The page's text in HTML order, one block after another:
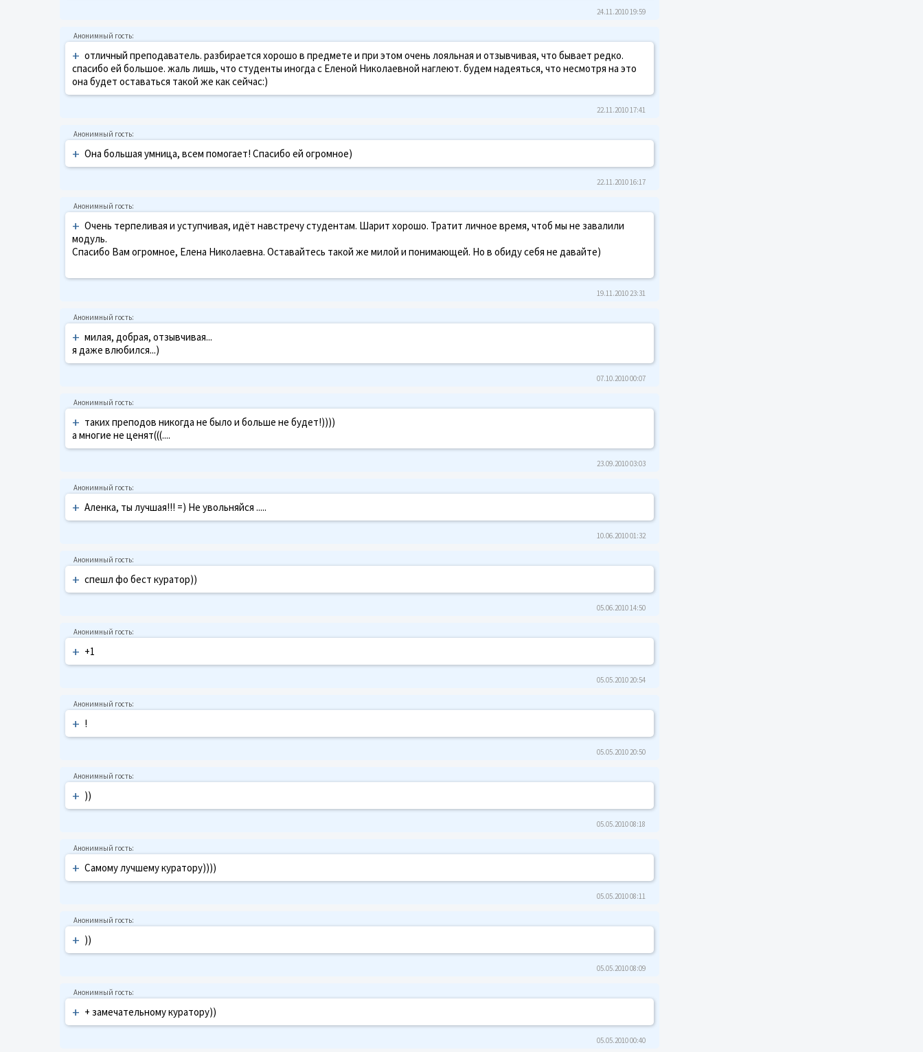
24.11.2010 19:59
+ отличный преподаватель. разбирается хорошо в предмете и при этом очень лояльная и отзывчивая, что бывает редко.
спасибо ей большое. жаль лишь, что студенты иногда с Еленой Николаевной наглеют. будем надеяться, что несмотря на это
она будет оставаться такой же как сейчас:)
22.11.2010 17:41
+ Она большая умница, всем помогает! Спасибо ей огромное)
22.11.2010 16:17
+ Очень терпеливая и уступчивая, идёт навстречу студентам. Шарит хорошо. Тратит личное время, чтоб мы не завалили
модуль.
Спасибо Вам огромное, Елена Николаевна. Оставайтесь такой же милой и понимающей. Но в обиду себя не давайте)
19.11.2010 23:31
+ милая, добрая, отзывчивая...
я даже влюбился...)
07.10.2010 00:07
+ таких преподов никогда не было и больше не будет!))))
а многие не ценят(((....
23.09.2010 03:03
+ Аленка, ты лучшая!!! =) Не увольняйся .....
10.06.2010 01:32
+ спешл фо бест куратор))
05.06.2010 14:50
+ +1
05.05.2010 20:54
+ !
05.05.2010 20:50
+ ))
05.05.2010 08:18
+ Самому лучшему куратору))))
05.05.2010 08:11
+ ))
05.05.2010 08:09
+ + замечательному куратору))
05.05.2010 00:40